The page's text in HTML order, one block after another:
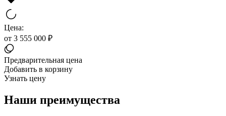
Цена:
от 3 555 000 ₽
Предварительная цена
Добавить в корзину
Узнать цену
Наши преимущества